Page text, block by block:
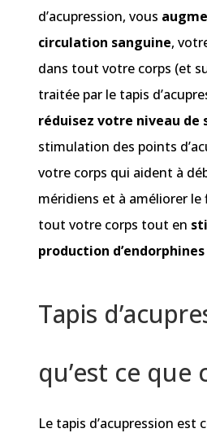
d’acupression, vous
circulation sanguine,
dans tout votre corps (et
traitée par le tapis
réduisez votre niveau de
stimulation des points
votre corps qui aident à
méridiens et à améliorer le
tout votre corps tout en
production
Tapis
qu’est ce que
Le tapis d’acupression est